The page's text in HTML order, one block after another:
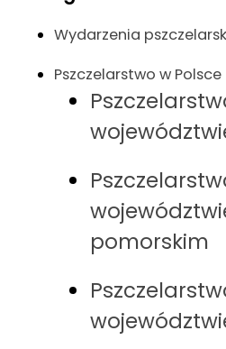
Wydarzenia
Pszczelarstwo w Polsce
pomorskim